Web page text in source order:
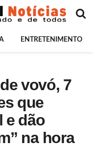
ENTRETENIMENTO
vovó, 7
que
e dão
na hora